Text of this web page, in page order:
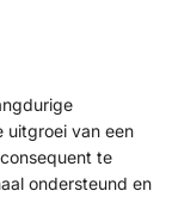
uitgroei van een
te
ondersteund en